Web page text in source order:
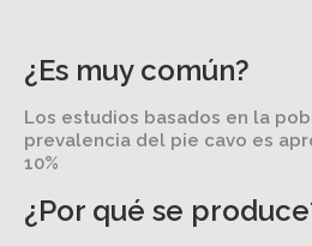
¿Es muy común?
Los estudios basados en la
prevalencia del pie cavo es
10%
¿Por qué se